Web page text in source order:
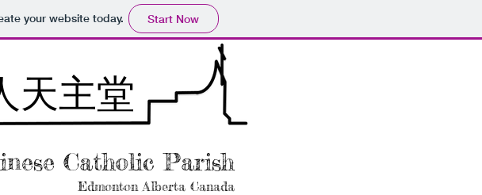
your website today. Start Now
天主堂
Catholic Parish
Edmonton Alberta Canada